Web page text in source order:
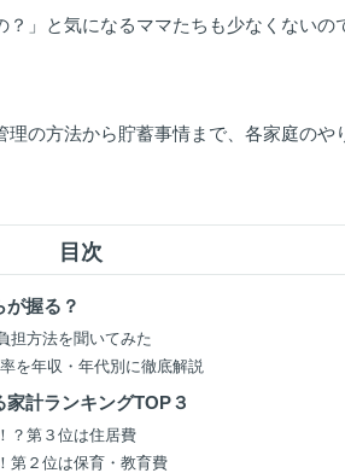
」と気になるママたちも少なくないの
理の方法から貯蓄事情まで、各家庭のや
目次
が握る？
担方法を聞いてみた
を年収・年代別に徹底解説
計ランキングTOP３
？第３位は住居費
第２位は保育・教育費